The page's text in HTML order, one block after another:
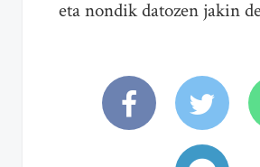
eta nondik datozen jakin